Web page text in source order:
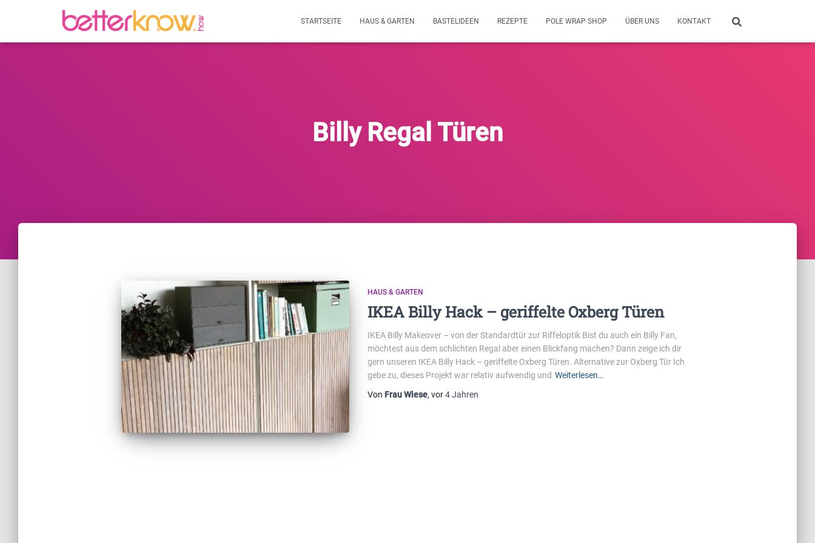
STARTSEITE HAUS & GARTEN BASTELIDEEN REZEPTE POLE WRAP SHOP ÜBER UNS KONTAKT
Billy Regal Türen
HAUS & GARTEN
IKEA Billy Hack – geriffelte Oxberg Türen
IKEA Billy Makeover – von der Standardtür zur Riffeloptik Bist du auch ein Billy Fan,
möchtest aus dem schlichten Regal aber einen Blickfang machen? Dann zeige ich dir
gern unseren IKEA Billy Hack – geriffelte Oxberg Türen. Alternative zur Oxberg Tür Ich
gebe zu, dieses Projekt war relativ aufwendig und Weiterlesen…
Von Frau Wiese, vor4 Jahren